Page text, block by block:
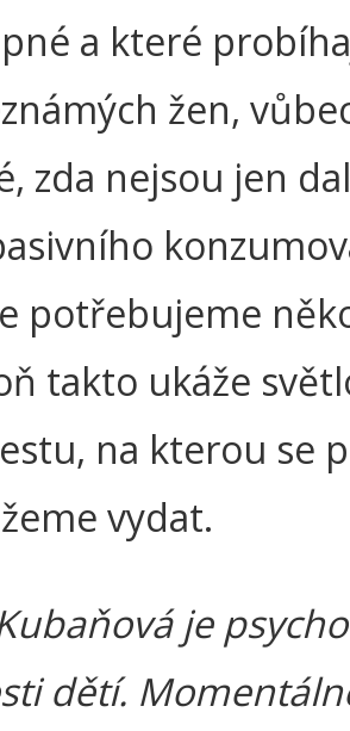
a které
žen,
zda nejsou jen
potřebujeme
takto ukáže
na kterou se
vydat.
je
dětí.